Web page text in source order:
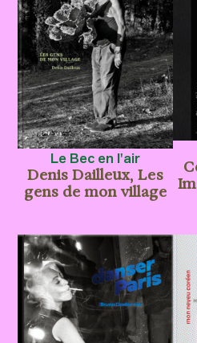
Le Bec en l'air
Denis Dailleux, Les
gens de mon village